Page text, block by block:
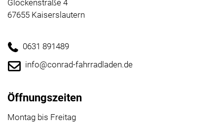
Glockenstraße 4
67655 Kaiserslautern
0631 891489
info@conrad-fahrradladen.de
Öffnungszeiten
Montag bis Freitag